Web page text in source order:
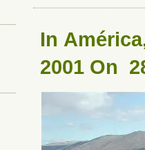
In América
2001 On